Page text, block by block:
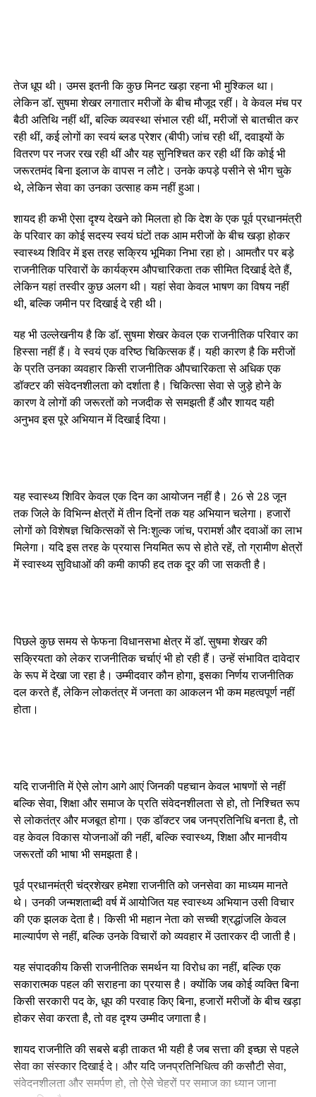
तेज धूप थी। उमस इतनी कि कुछ मिनट खड़ा रहना भी मुश्किल था।
लेकिन डॉ. सुषमा शेखर लगातार मरीजों के बीच मौजूद रहीं। वे केवल मंच पर
बैठी अतिथि नहीं थीं, बल्कि व्यवस्था संभाल रही थीं, मरीजों से बातचीत कर
रही थीं, कई लोगों का स्वयं ब्लड प्रेशर (बीपी) जांच रही थीं, दवाइयों के
वितरण पर नजर रख रही थीं और यह सुनिश्चित कर रही थीं कि कोई भी
जरूरतमंद बिना इलाज के वापस न लौटे। उनके कपड़े पसीने से भीग चुके
थे, लेकिन सेवा का उनका उत्साह कम नहीं हुआ।
शायद ही कभी ऐसा दृश्य देखने को मिलता हो कि देश के एक पूर्व प्रधानमंत्री
के परिवार का कोई सदस्य स्वयं घंटों तक आम मरीजों के बीच खड़ा होकर
स्वास्थ्य शिविर में इस तरह सक्रिय भूमिका निभा रहा हो। आमतौर पर बड़े
राजनीतिक परिवारों के कार्यक्रम औपचारिकता तक सीमित दिखाई देते हैं,
लेकिन यहां तस्वीर कुछ अलग थी। यहां सेवा केवल भाषण का विषय नहीं
थी, बल्कि जमीन पर दिखाई दे रही थी।
यह भी उल्लेखनीय है कि डॉ. सुषमा शेखर केवल एक राजनीतिक परिवार का
हिस्सा नहीं हैं। वे स्वयं एक वरिष्ठ चिकित्सक हैं। यही कारण है कि मरीजों
के प्रति उनका व्यवहार किसी राजनीतिक औपचारिकता से अधिक एक
डॉक्टर की संवेदनशीलता को दर्शाता है। चिकित्सा सेवा से जुड़े होने के
कारण वे लोगों की जरूरतों को नजदीक से समझती हैं और शायद यही
अनुभव इस पूरे अभियान में दिखाई दिया।
यह स्वास्थ्य शिविर केवल एक दिन का आयोजन नहीं है। 26 से 28 जून
तक जिले के विभिन्न क्षेत्रों में तीन दिनों तक यह अभियान चलेगा। हजारों
लोगों को विशेषज्ञ चिकित्सकों से निःशुल्क जांच, परामर्श और दवाओं का लाभ
मिलेगा। यदि इस तरह के प्रयास नियमित रूप से होते रहें, तो ग्रामीण क्षेत्रों
में स्वास्थ्य सुविधाओं की कमी काफी हद तक दूर की जा सकती है।
पिछले कुछ समय से फेफना विधानसभा क्षेत्र में डॉ. सुषमा शेखर की
सक्रियता को लेकर राजनीतिक चर्चाएं भी हो रही हैं। उन्हें संभावित दावेदार
के रूप में देखा जा रहा है। उम्मीदवार कौन होगा, इसका निर्णय राजनीतिक
दल करते हैं, लेकिन लोकतंत्र में जनता का आकलन भी कम महत्वपूर्ण नहीं
होता।
यदि राजनीति में ऐसे लोग आगे आएं जिनकी पहचान केवल भाषणों से नहीं
बल्कि सेवा, शिक्षा और समाज के प्रति संवेदनशीलता से हो, तो निश्चित रूप
से लोकतंत्र और मजबूत होगा। एक डॉक्टर जब जनप्रतिनिधि बनता है, तो
वह केवल विकास योजनाओं की नहीं, बल्कि स्वास्थ्य, शिक्षा और मानवीय
जरूरतों की भाषा भी समझता है।
पूर्व प्रधानमंत्री चंद्रशेखर हमेशा राजनीति को जनसेवा का माध्यम मानते
थे। उनकी जन्मशताब्दी वर्ष में आयोजित यह स्वास्थ्य अभियान उसी विचार
की एक झलक देता है। किसी भी महान नेता को सच्ची श्रद्धांजलि केवल
माल्यार्पण से नहीं, बल्कि उनके विचारों को व्यवहार में उतारकर दी जाती है।
यह संपादकीय किसी राजनीतिक समर्थन या विरोध का नहीं, बल्कि एक
सकारात्मक पहल की सराहना का प्रयास है। क्योंकि जब कोई व्यक्ति बिना
किसी सरकारी पद के, धूप की परवाह किए बिना, हजारों मरीजों के बीच खड़ा
होकर सेवा करता है, तो वह दृश्य उम्मीद जगाता है।
शायद राजनीति की सबसे बड़ी ताकत भी यही है जब सत्ता की इच्छा से पहले
सेवा का संस्कार दिखाई दे। और यदि जनप्रतिनिधित्व की कसौटी सेवा,
संवेदनशीलता और समर्पण हो, तो ऐसे चेहरों पर समाज का ध्यान जाना